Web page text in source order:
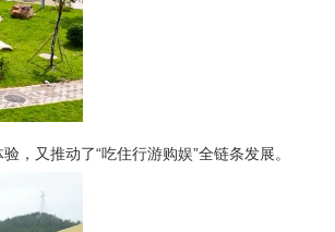
又推动了“吃住行游购娱”全链条发展。